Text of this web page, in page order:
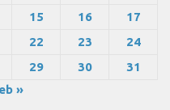
15 16
17
22 23
24
29 30
31
»